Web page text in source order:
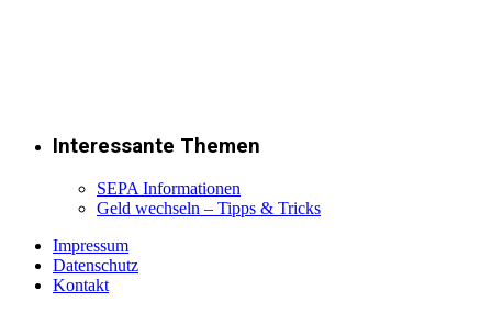
Interessante Themen
SEPA Informationen
Geld wechseln – Tipps & Tricks
Impressum
Datenschutz
Kontakt